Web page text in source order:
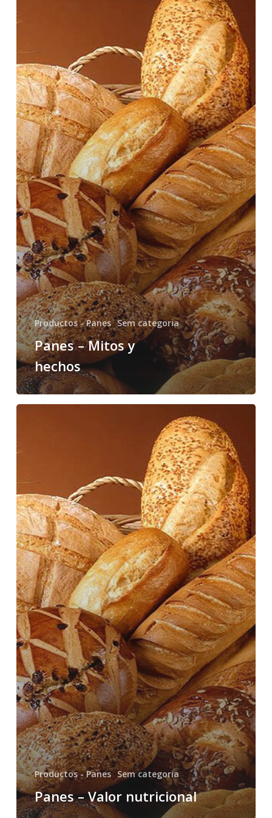
Productos - Panes Sem categoria
Panes – Mitos y
hechos
Productos - Panes Sem categoria
Panes – Valor nutricional